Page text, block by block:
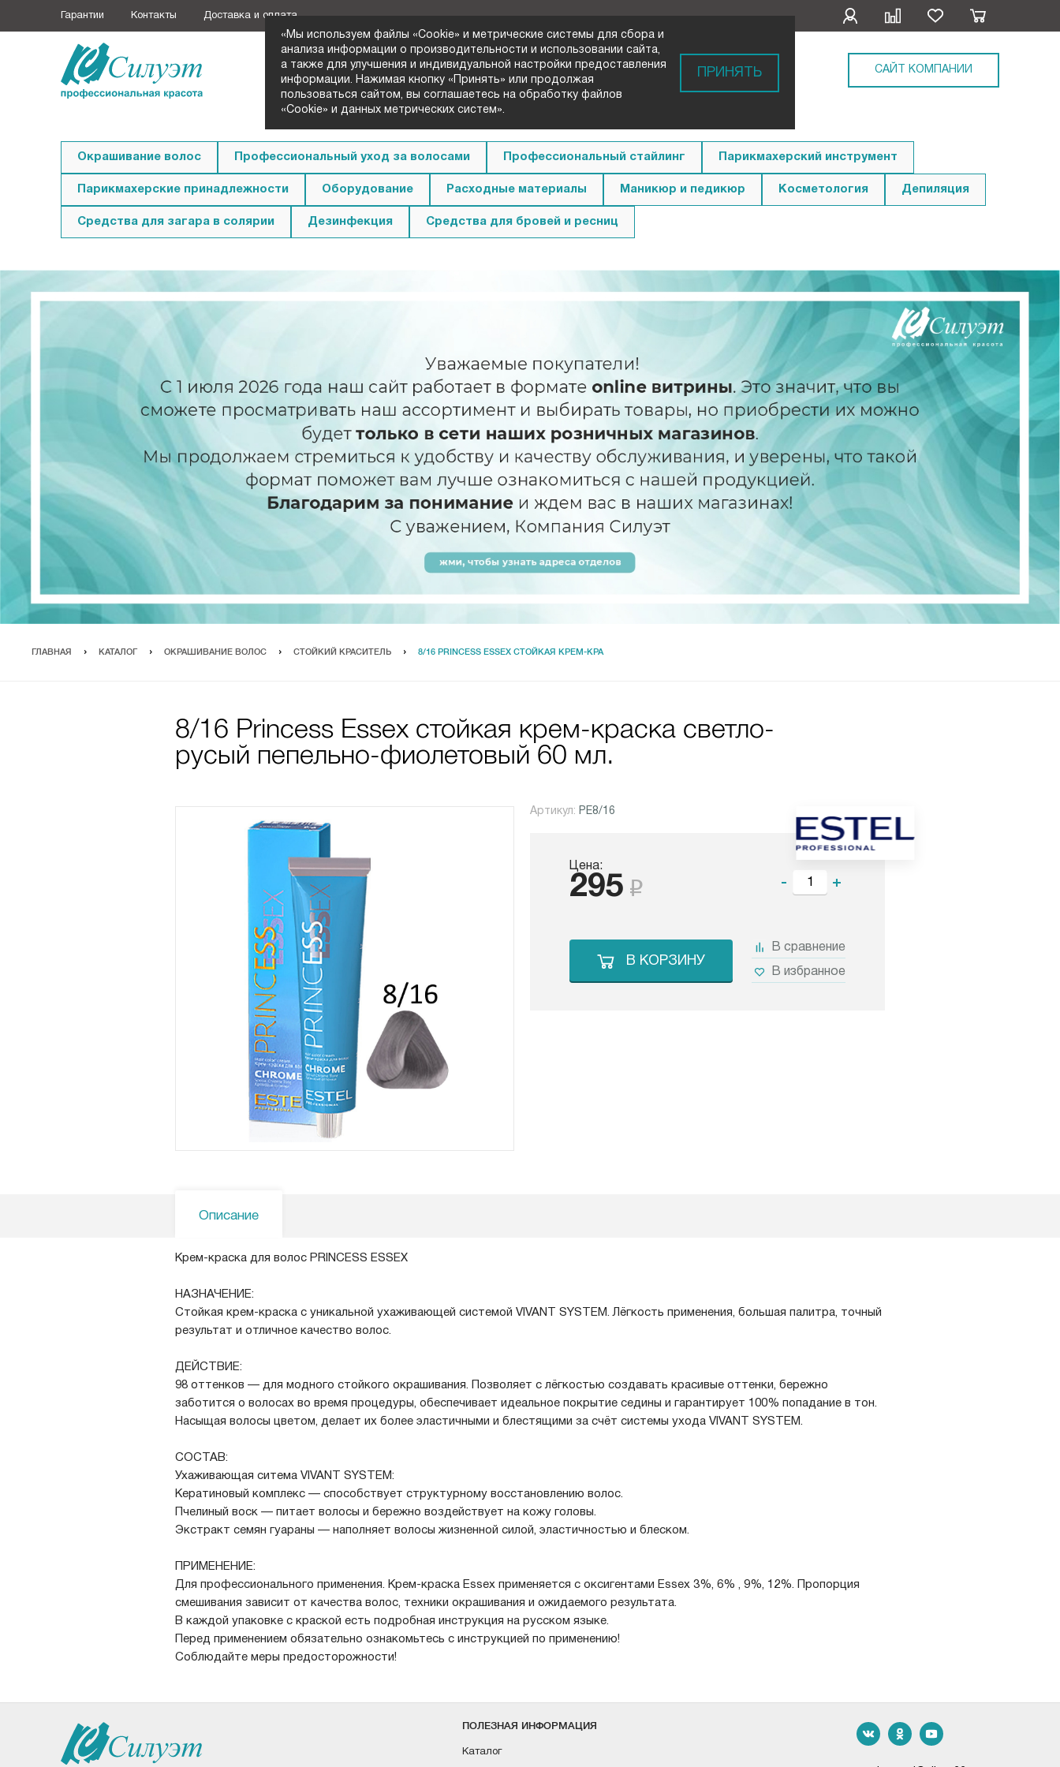
Гарантии Контакты Доставка и оплата
+7 (3852) 72-33-00
Заказать звонок
САЙТ КОМПАНИИ
Окрашивание волос Профессиональный уход за волосами Профессиональный стайлинг Парикмахерский инструмент
Парикмахерские принадлежности Оборудование Расходные материалы Маникюр и педикюр Косметология Депиляция
Средства для загара в солярии Дезинфекция Средства для бровей и ресниц
ГЛАВНАЯ КАТАЛОГ ОКРАШИВАНИЕ ВОЛОС СТОЙКИЙ КРАСИТЕЛЬ 8/16 PRINCESS ESSEX СТОЙКАЯ КРЕМ-КРА
8/16 Princess Essex стойкая крем-краска светло-
русый пепельно-фиолетовый 60 мл.
Артикул: PE8/16
Цена:
295 - +
В КОРЗИНУ
В сравнение
В избранное
Описание
Крем-краска для волос PRINCESS ESSEX
НАЗНАЧЕНИЕ:
Стойкая крем-краска с уникальной ухаживающей системой VIVANT SYSTEM. Лёгкость применения, большая палитра, точный
результат и отличное качество волос.
ДЕЙСТВИЕ:
98 оттенков — для модного стойкого окрашивания. Позволяет с лёгкостью создавать красивые оттенки, бережно
заботится о волосах во время процедуры, обеспечивает идеальное покрытие седины и гарантирует 100% попадание в тон.
Насыщая волосы цветом, делает их более эластичными и блестящими за счёт системы ухода VIVANT SYSTEM.
СОСТАВ:
Ухаживающая ситема VIVANT SYSTEM:
Кератиновый комплекс — способствует структурному восстановлению волос.
Пчелиный воск — питает волосы и бережно воздействует на кожу головы.
Экстракт семян гуараны — наполняет волосы жизненной силой, эластичностью и блеском.
ПРИМЕНЕНИЕ:
Для профессионального применения. Крем-краска Essex применяется с оксигентами Essex 3%, 6% , 9%, 12%. Пропорция
смешивания зависит от качества волос, техники окрашивания и ожидаемого результата.
В каждой упаковке с краской есть подробная инструкция на русском языке.
Перед применением обязательно ознакомьтесь с инструкцией по применению!
Соблюдайте меры предосторожности!
ПОЛЕЗНАЯ ИНФОРМАЦИЯ
Каталог
«Мы используем файлы «Cookie» и метрические системы для сбора и
анализа информации о производительности и использовании сайта,
а также для улучшения и индивидуальной настройки предоставления
информации. Нажимая кнопку «Принять» или продолжая
пользоваться сайтом, вы соглашаетесь на обработку файлов
«Cookie» и данных метрических систем».
ПРИНЯТЬ